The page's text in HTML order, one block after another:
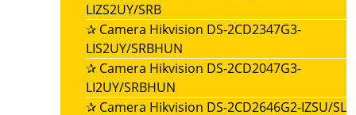
LIZS2UY/SRB
✰ Camera Hikvision DS-2CD2347G3-
LIS2UY/SRBHUN
✰ Camera Hikvision DS-2CD2047G3-
LI2UY/SRBHUN
✰ Camera Hikvision DS-2CD2646G2-IZSU/SL